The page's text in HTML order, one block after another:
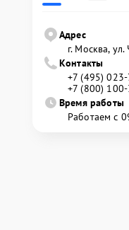
Адрес
г. Москва,
Контакты
+7 (495)
+7 (800)
Время работы
Работаем с